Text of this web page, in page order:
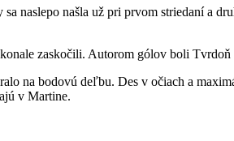
naslepo našla už pri prvom striedaní a
zaskočili. Autorom gólov boli
na bodovú deľbu. Des v očiach a
v Martine.